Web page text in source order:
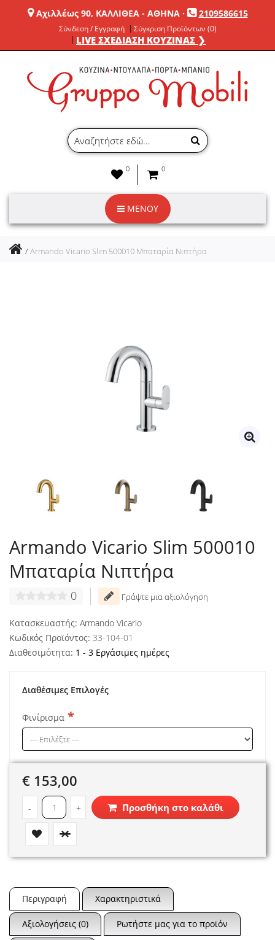
Αχιλλέως 90, ΚΑΛΛΙΘΕΑ - ΑΘΗΝΑ· 2109586615
Σύνδεση / Εγγραφή Σύγκριση Προϊόντων (0)
LIVE ΣΧΕΔΙΑΣΗ ΚΟΥΖΙΝΑΣ ❯
0 0
ΜΕΝΟΥ
Armando Vicario Slim 500010 Μπαταρία Νιπτήρα
Armando Vicario Slim 500010
Μπαταρία Νιπτήρα
0 Γράψτε μια αξιολόγηση
Κατασκευαστής: Armando Vicario
Κωδικός Προϊόντος: 33-104-01
Διαθεσιμότητα: 1 - 3 Εργάσιμες ημέρες
Διαθέσιμες Επιλογές
Φινίρισμα
€ 153,00
- + Προσθήκη στο καλάθι
Περιγραφή Χαρακτηριστικά
Αξιολογήσεις (0) Ρωτήστε μας για το προϊόν